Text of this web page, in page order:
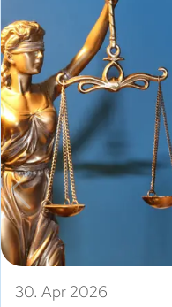
30. Apr 2026